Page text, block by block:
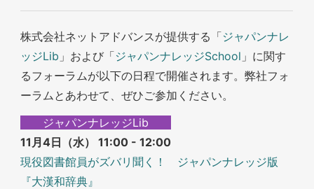
株式会社ネットアドバンスが提供する「ジャパンナレ
ッジLib 」および「ジャパンナレッジSchool 」に関す
るフォーラムが以下の日程で開催されます。弊社フォ
ーラムとあわせて、ぜひご参加ください。
ジャパンナレッジLib
11月4日（水） 11:00 - 12:00
現役図書館員がズバリ聞く！ ジャパンナレッジ版
『大漢和辞典』